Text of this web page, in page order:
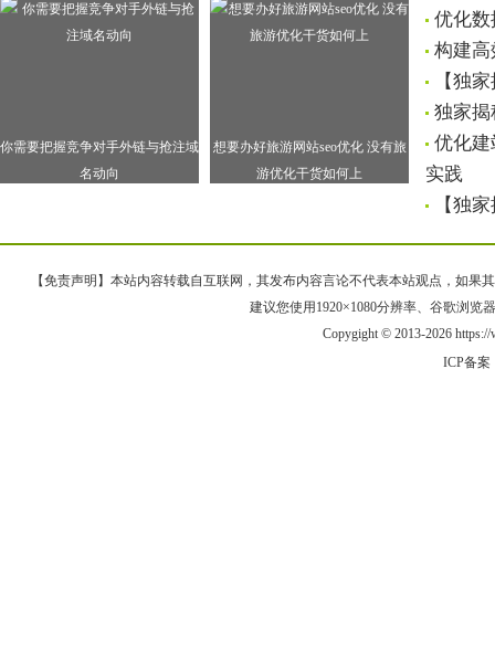
你需要把握竞争对手外链与抢注域
名动向
想要办好旅游网站seo优化 没有旅
游优化干货如何上
优化
构建
【独
独家
优化
实践
【独
【免责声明】本站内容转载自互联网，其发布内容言论不代表本站观点，如果
建议您使用1920×1080分辨率、谷歌浏览
Copygight © 2013-2026
ICP备案